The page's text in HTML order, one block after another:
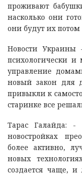
проживают
насколько они
они будут их
Новости
психологически и
управление
новый закон для
привыкли к
старинке все
Тарас Галайда:
новостройках
более активно,
новых
создается чаще,